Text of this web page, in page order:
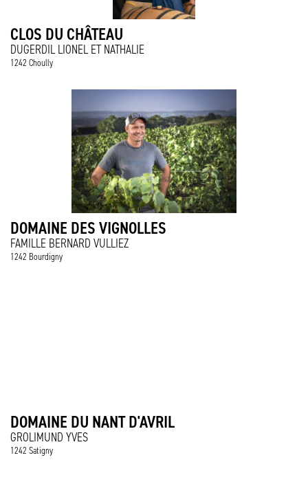
CLOS DU CHÂTEAU
DUGERDIL LIONEL ET NATHALIE
1242 Choully
DOMAINE DES VIGNOLLES
FAMILLE BERNARD VULLIEZ
1242 Bourdigny
DOMAINE DU NANT D'AVRIL
GROLIMUND YVES
1242 Satigny